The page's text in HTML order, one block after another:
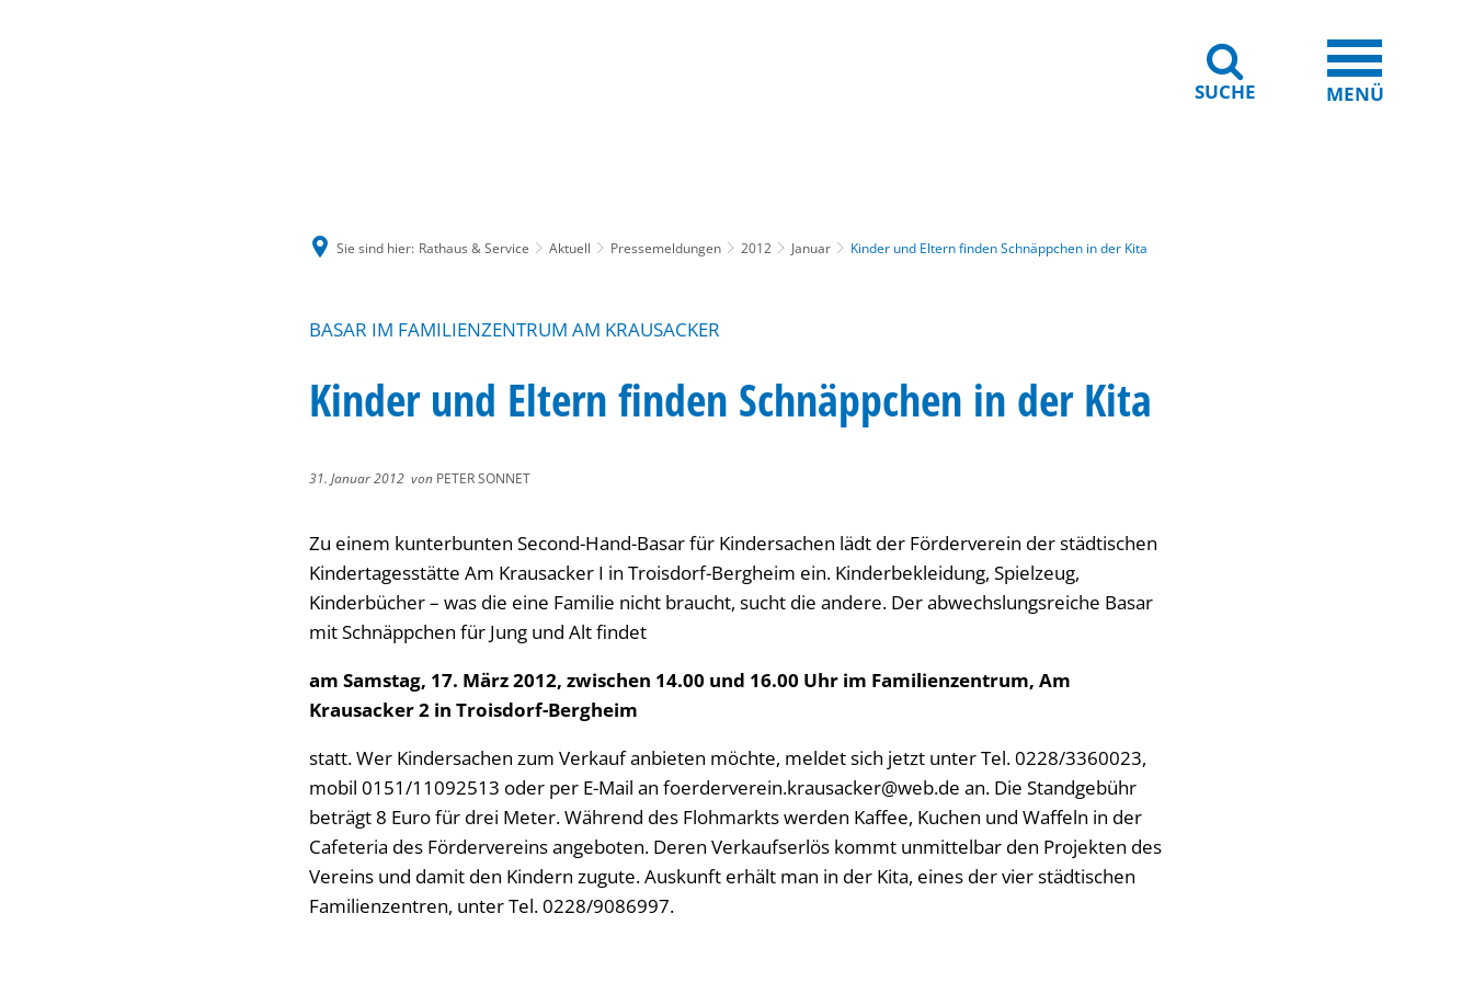
SUCHE MENÜ
Sie sind hier: Rathaus & Service Aktuell Pressemeldungen 2012 Januar Kinder und Eltern finden Schnäppchen in der Kita
BASAR IM FAMILIENZENTRUM AM KRAUSACKER
Kinder und Eltern finden Schnäppchen in der Kita
31. Januar 2012 von PETER SONNET
Zu einem kunterbunten Second-Hand-Basar für Kindersachen lädt der Förderverein der städtischen
Kindertagesstätte Am Krausacker I in Troisdorf-Bergheim ein. Kinderbekleidung, Spielzeug,
Kinderbücher – was die eine Familie nicht braucht, sucht die andere. Der abwechslungsreiche Basar
mit Schnäppchen für Jung und Alt findet
am Samstag, 17. März 2012, zwischen 14.00 und 16.00 Uhr im Familienzentrum, Am
Krausacker 2 in Troisdorf-Bergheim
statt. Wer Kindersachen zum Verkauf anbieten möchte, meldet sich jetzt unter Tel. 0228/3360023,
mobil 0151/11092513 oder per E-Mail an foerderverein.krausacker@web.de an. Die Standgebühr
beträgt 8 Euro für drei Meter. Während des Flohmarkts werden Kaffee, Kuchen und Waffeln in der
Cafeteria des Fördervereins angeboten. Deren Verkaufserlös kommt unmittelbar den Projekten des
Vereins und damit den Kindern zugute. Auskunft erhält man in der Kita, eines der vier städtischen
Familienzentren, unter Tel. 0228/9086997.